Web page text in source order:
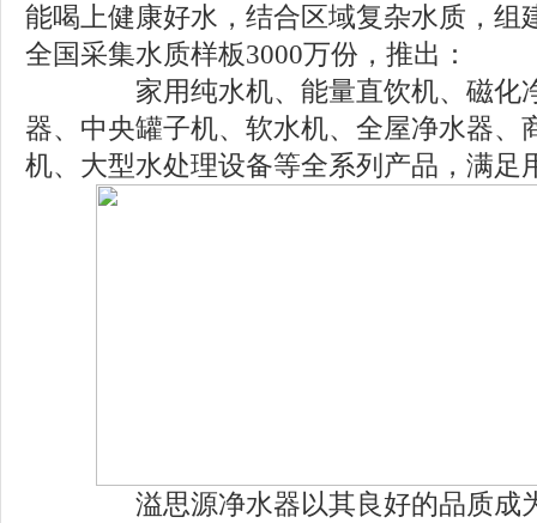
能喝上健康好水，结合区域复杂水质，组
全国采集水质样板3000万份，推出：
家用纯水机、能量直饮机、磁化净
器、中央罐子机、软水机、全屋净水器、
机、大型水处理设备等全系列产品，满足
溢思源净水器以其良好的品质成为